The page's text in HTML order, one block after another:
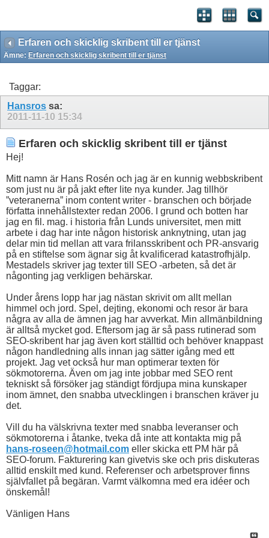
Erfaren och skicklig skribent till er tjänst
Ämne: Erfaren och skicklig skribent till er tjänst
Taggar:
Hansros sa:
2011-11-10 15:34
Erfaren och skicklig skribent till er tjänst
Hej!
Mitt namn är Hans Rosén och jag är en kunnig webbskribent
som just nu är på jakt efter lite nya kunder. Jag tillhör
”veteranerna” inom content writer - branschen och började
författa innehållstexter redan 2006. I grund och botten har
jag en fil. mag. i historia från Lunds universitet, men mitt
arbete i dag har inte någon historisk anknytning, utan jag
delar min tid mellan att vara frilansskribent och PR-ansvarig
på en stiftelse som ägnar sig åt kvalificerad katastrofhjälp.
Mestadels skriver jag texter till SEO -arbeten, så det är
någonting jag verkligen behärskar.
Under årens lopp har jag nästan skrivit om allt mellan
himmel och jord. Spel, dejting, ekonomi och resor är bara
några av alla de ämnen jag har avverkat. Min allmänbildning
är alltså mycket god. Eftersom jag är så pass rutinerad som
SEO-skribent har jag även kort ställtid och behöver knappast
någon handledning alls innan jag sätter igång med ett
projekt. Jag vet också hur man optimerar texten för
sökmotorerna. Även om jag inte jobbar med SEO rent
tekniskt så försöker jag ständigt fördjupa mina kunskaper
inom ämnet, den snabba utvecklingen i branschen kräver ju
det.
Vill du ha välskrivna texter med snabba leveranser och
sökmotorerna i åtanke, tveka då inte att kontakta mig på
hans-roseen@hotmail.com eller skicka ett PM här på
SEO-forum. Fakturering kan givetvis ske och pris diskuteras
alltid enskilt med kund. Referenser och arbetsprover finns
självfallet på begäran. Varmt välkomna med era idéer och
önskemål!
Vänligen Hans